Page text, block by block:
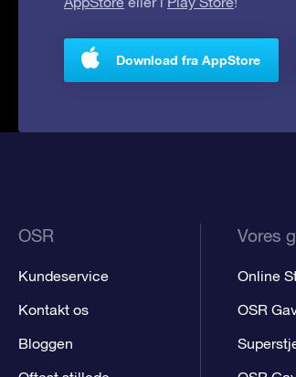
Download fra AppStore
OSR
Kundeservice
Kontakt os
Bloggen
Vores
Online
OSR